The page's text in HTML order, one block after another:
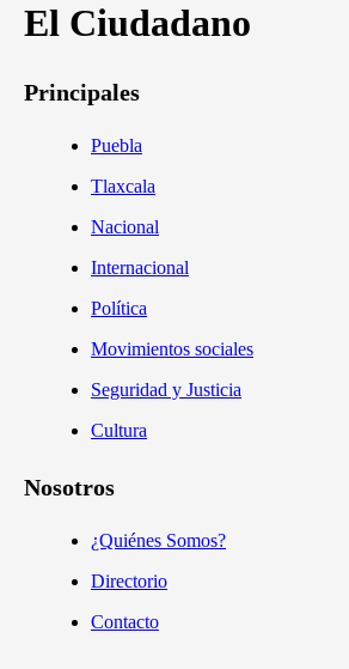
El Ciudadano
Principales
Puebla
Tlaxcala
Nacional
Internacional
Política
Movimientos sociales
Seguridad y Justicia
Cultura
Nosotros
¿Quiénes Somos?
Directorio
Contacto